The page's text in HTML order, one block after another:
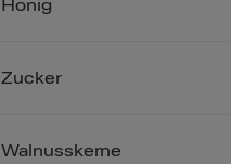
Honig
Zucker
Walnusskerne